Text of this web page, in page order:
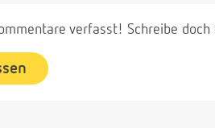
verfasst! Schreibe doch